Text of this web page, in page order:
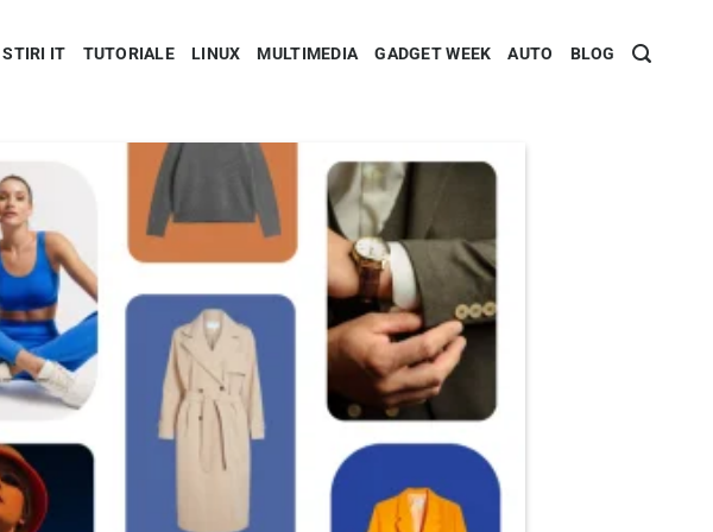
STIRI IT TUTORIALE LINUX MULTIMEDIA GADGET WEEK AUTO BLOG